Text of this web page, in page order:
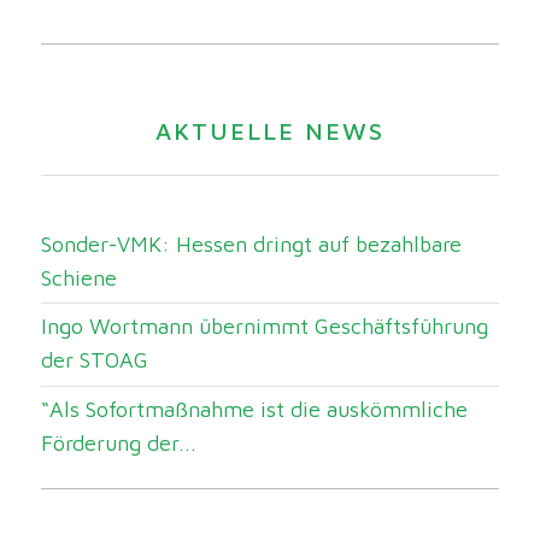
AKTUELLE NEWS
Sonder-VMK: Hessen dringt auf bezahlbare
Schiene
Ingo Wortmann übernimmt Geschäftsführung
der STOAG
“Als Sofortmaßnahme ist die auskömmliche
Förderung der...